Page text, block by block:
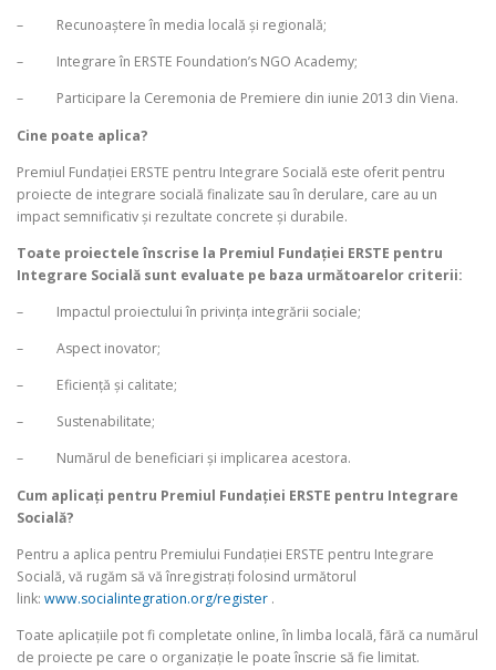
– Recunoaştere în media locală şi regională;
– Integrare în ERSTE Foundation’s NGO Academy;
– Participare la Ceremonia de Premiere din iunie 2013 din Viena.
Cine poate aplica?
Premiul Fundaţiei ERSTE pentru Integrare Socială este oferit pentru
proiecte de integrare socială finalizate sau în derulare, care au un
impact semnificativ şi rezultate concrete şi durabile.
Toate proiectele înscrise la Premiul Fundaţiei ERSTE pentru
Integrare Socială sunt evaluate pe baza următoarelor criterii:
– Impactul proiectului în privinţa integrării sociale;
– Aspect inovator;
– Eficienţă şi calitate;
– Sustenabilitate;
– Numărul de beneficiari şi implicarea acestora.
Cum aplicaţi pentru Premiul Fundaţiei ERSTE pentru Integrare
Socială?
Pentru a aplica pentru Premiului Fundaţiei ERSTE pentru Integrare
Socială, vă rugăm să vă înregistraţi folosind următorul
link: www.socialintegration.org/register .
Toate aplicaţiile pot fi completate online, în limba locală, fără ca numărul
de proiecte pe care o organizaţie le poate înscrie să fie limitat.